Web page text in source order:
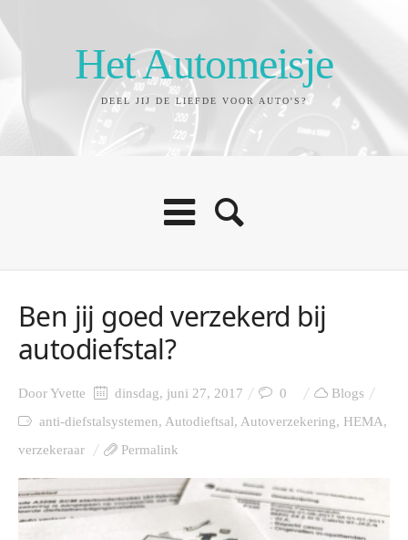
Het Automeisje
DEEL JIJ DE LIEFDE VOOR AUTO'S?
Ben jij goed verzekerd bij
autodiefstal?
DoorYvette dinsdag, juni 27, 2017 0
Blogs
anti-diefstalsystemen, Autodieftsal, Autoverzekering, HEMA,
verzekeraar
Permalink